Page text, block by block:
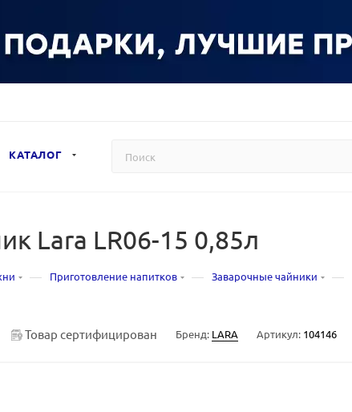
КАТАЛОГ
Lara LR06-15 0,85л
— Приготовление напитков — Заварочные чайники —
Товар сертифицирован Бренд: LARA Артикул: 104146